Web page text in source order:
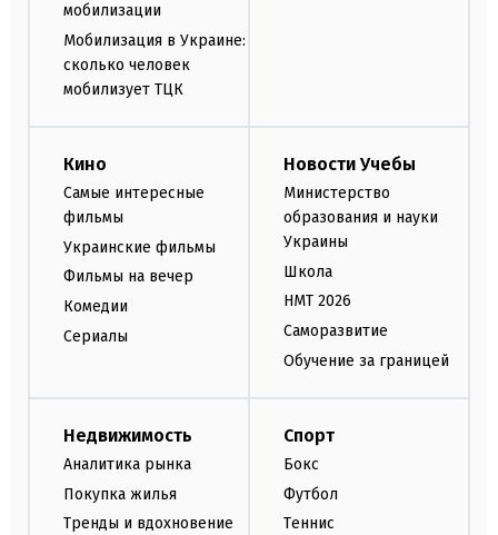
мобилизации
Мобилизация в Украине:
сколько человек
мобилизует ТЦК
Кино
Самые интересные
фильмы
Украинские фильмы
Фильмы на вечер
Комедии
Сериалы
Новости Учебы
Министерство
образования и науки
Украины
Школа
НМТ 2026
Саморазвитие
Обучение за границей
Недвижимость
Аналитика рынка
Покупка жилья
Тренды и вдохновение
Спорт
Бокс
Футбол
Теннис